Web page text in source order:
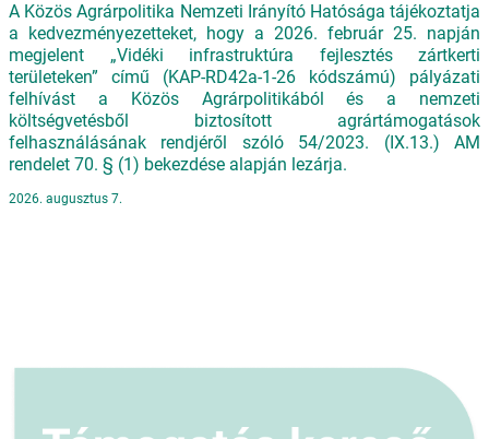
A Közös Agrárpolitika Nemzeti Irányító Hatósága tájékoztatja
a kedvezményezetteket, hogy a 2026. február 25. napján
megjelent „Vidéki infrastruktúra fejlesztés zártkerti
területeken” című (KAP-RD42a-1-26 kódszámú) pályázati
felhívást a Közös Agrárpolitikából és a nemzeti
költségvetésből biztosított agrártámogatások
felhasználásának rendjéről szóló 54/2023. (IX.13.) AM
rendelet 70. § (1) bekezdése alapján lezárja.
2026. augusztus 7.